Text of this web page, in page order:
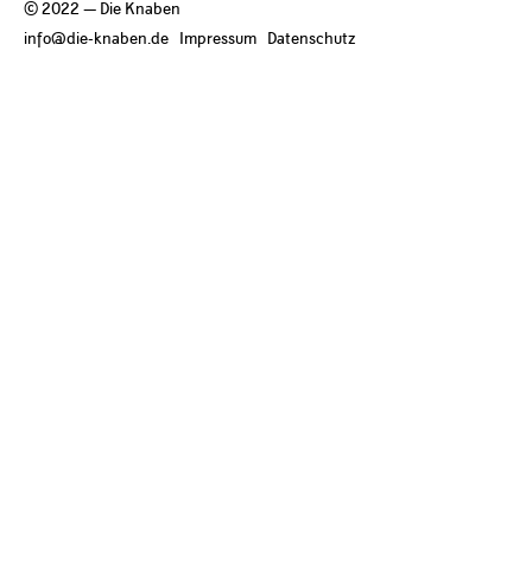
© 2022 — Die Knaben
info@die-knaben.de
Impressum Datenschutz